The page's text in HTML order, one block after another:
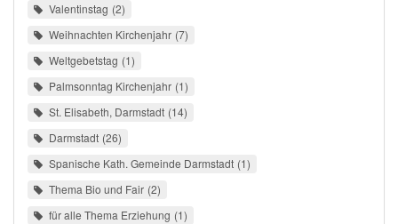
Valentinstag 2
Weihnachten Kirchenjahr 7
Weltgebetstag 1
Palmsonntag Kirchenjahr 1
St. Elisabeth, Darmstadt 14
Darmstadt 26
Spanische Kath. Gemeinde Darmstadt 1
Thema Bio und Fair 2
für alle Thema Erziehung 1